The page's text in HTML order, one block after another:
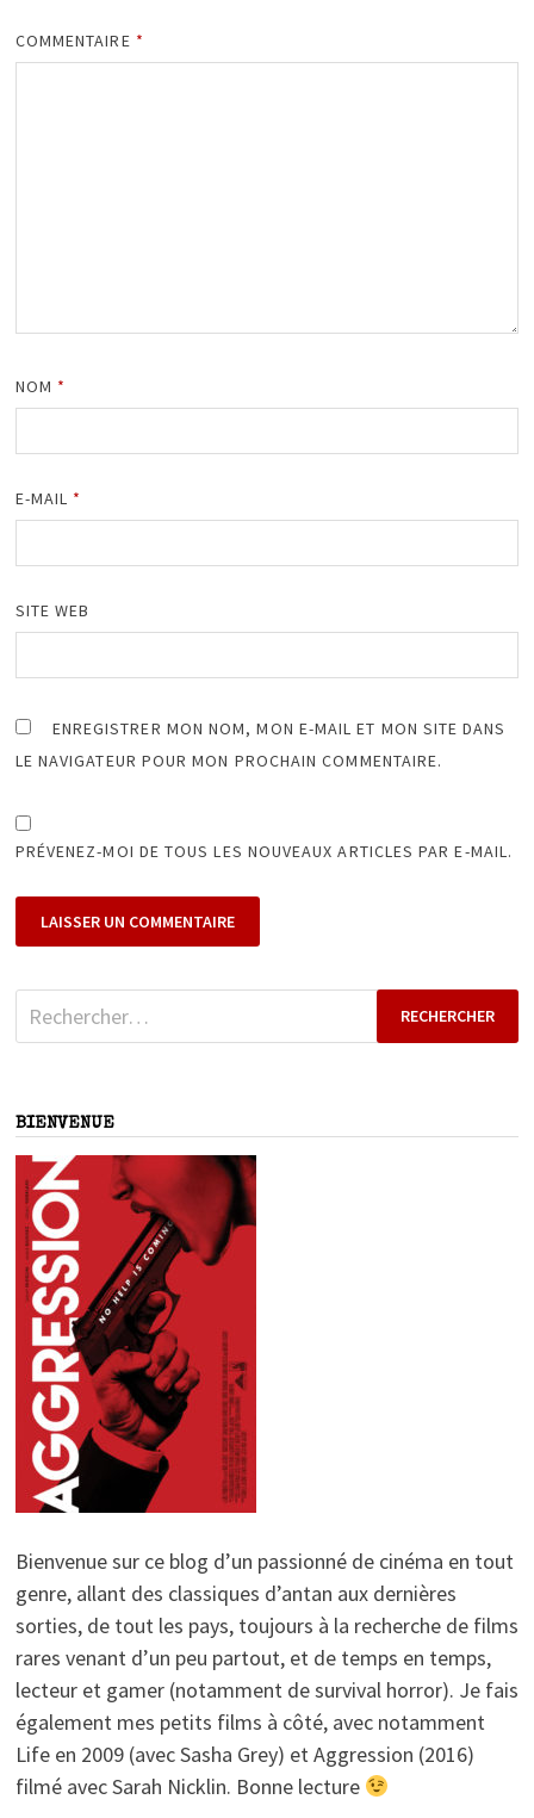
COMMENTAIRE *
NOM *
E-MAIL *
SITE WEB
ENREGISTRER MON NOM, MON E-MAIL ET MON SITE DANS
LE NAVIGATEUR POUR MON PROCHAIN COMMENTAIRE.
PRÉVENEZ-MOI DE TOUS LES NOUVEAUX ARTICLES PAR E-MAIL.
Rechercher :
BIENVENUE
Bienvenue sur ce blog d’un passionné de cinéma en tout
genre, allant des classiques d’antan aux dernières
sorties, de tout les pays, toujours à la recherche de films
rares venant d’un peu partout, et de temps en temps,
lecteur et gamer (notamment de survival horror). Je fais
également mes petits films à côté, avec notamment
Life en 2009 (avec Sasha Grey) et Aggression (2016)
filmé avec Sarah Nicklin. Bonne lecture